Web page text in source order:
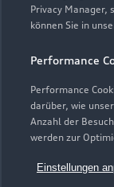
Privacy Manager,
können Sie in
Performance
Performance
darüber, wie
Anzahl der
werden zur
Einstellungen
Modelle
Elektromodelle
Plug-in-Hybride
Gebrauchtwagen
Finanzierung
Aktionen &
Service &
Audi Services
Garantie
Audi digital
Kundenservice
Über Audi
Unternehmen